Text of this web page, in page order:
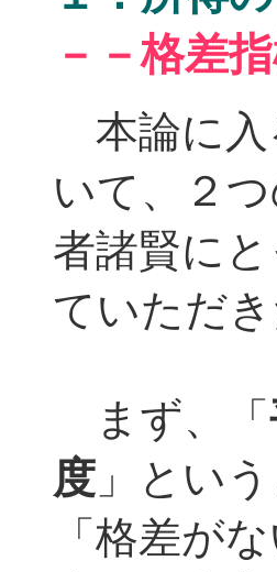
－－格差
本論に入
いて、２
者諸賢に
ていただき
まず、「
度 」とい
「格差が